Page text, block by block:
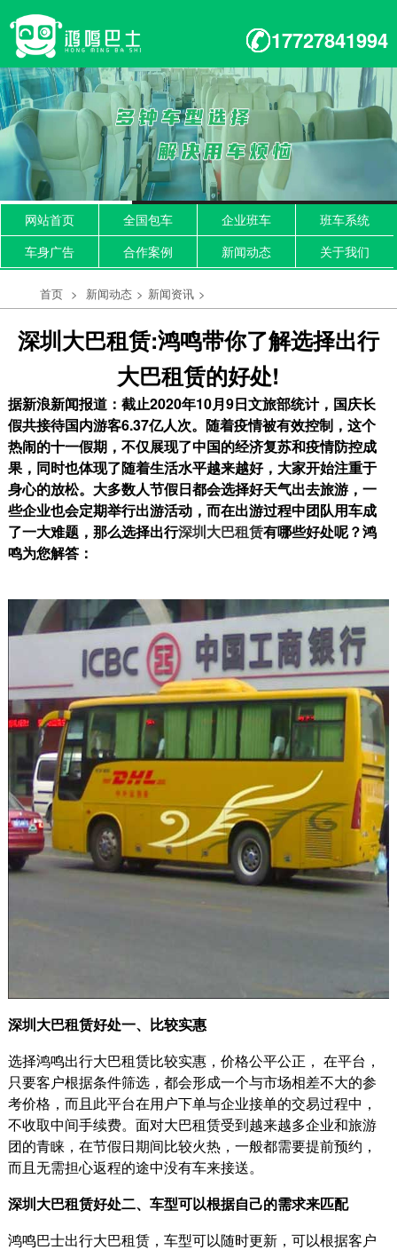
17727841994
网站首页 全国包车 企业班车
班车系统
车身广告
合作案例 新闻动态 关于我们
首页 > 新闻动态 > 新闻资讯 >
深圳大巴租赁:鸿鸣带你了解选择出行
大巴租赁的好处!
据新浪新闻报道：截止2020年10月9日文旅部统计，国庆长
假共接待国内游客6.37亿人次。随着疫情被有效控制，这个
热闹的十一假期，不仅展现了中国的经济复苏和疫情防控成
果，同时也体现了随着生活水平越来越好，大家开始注重于
身心的放松。大多数人节假日都会选择好天气出去旅游，一
些企业也会定期举行出游活动，而在出游过程中团队用车成
了一大难题，那么选择出行深圳大巴租赁有哪些好处呢？鸿
鸣为您解答：
深圳大巴租赁好处一、比较实惠
选择鸿鸣出行大巴租赁比较实惠，价格公平公正， 在平台，
只要客户根据条件筛选，都会形成一个与市场相差不大的参
考价格，而且此平台在用户下单与企业接单的交易过程中，
不收取中间手续费。面对大巴租赁受到越来越多企业和旅游
团的青睐，在节假日期间比较火热，一般都需要提前预约，
而且无需担心返程的途中没有车来接送。
深圳大巴租赁好处二、车型可以根据自己的需求来匹配
鸿鸣巴士出行大巴租赁，车型可以随时更新，可以根据客户